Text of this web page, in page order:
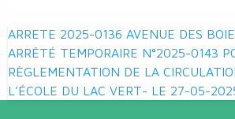
Navigation
de
l’article
ARRETE 2025-0136 AVENUE DES
ARRÊTÉ TEMPORAIRE N°2025-0143
RÈGLEMENTATION DE LA
L’ÉCOLE DU LAC VERT- LE 27-05-